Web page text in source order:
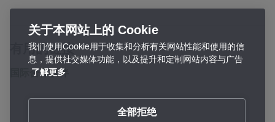
有用的链接
国际合作伙伴
关于本网站上的 Cookie
我们使用Cookie用于收集和分析有关网站性能和使用的信
息，提供社交媒体功能，以及提升和定制网站内容与广告
了解更多
全部拒绝